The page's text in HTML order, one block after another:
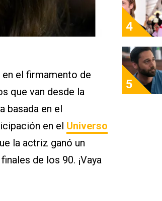
el firmamento de
que van desde la
basada en el
en el Universo
la actriz ganó un
finales de los 90. ¡Vaya
4
5